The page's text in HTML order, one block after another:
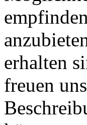
erhalten
freuen